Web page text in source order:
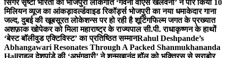
सिंगर सृष्टी भारती का भोजपुरी लोकगीत ‘गवना वीएस खेलवना’ ने पार किया 10
मिलियन व्यूज का आंकड़ावर्ल्डवाइड रिकॉर्ड्स भोजपुरी का नया धमाकेदार गाना
जल्द, दुबई की खूबसूरत लोकेशन्स पर हो रही है शूटिंगफिल्म जगत के प्रख्यात
अशफ़ाक खोपेकर को मिला महाराष्ट्र के राज्यपाल सी.पी. राधाकृष्णन के हाथों
‘बेस्ट बॉलीवुड एक्टिविस्ट’ का प्रतिष्ठित सम्मानRahul Deshpande’s
Abhangawari Resonates Through A Packed Shanmukhananda